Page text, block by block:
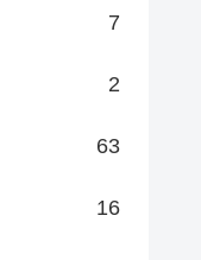
7
2
63
16